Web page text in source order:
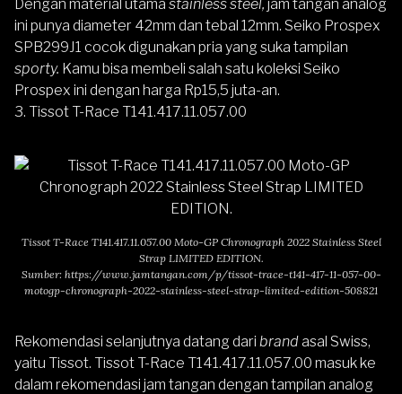
Dengan material utama stainless steel, jam tangan analog
ini punya diameter 42mm dan tebal 12mm. Seiko Prospex
SPB299J1 cocok digunakan pria yang suka tampilan
sporty. Kamu bisa membeli salah satu koleksi Seiko
Prospex ini dengan harga Rp15,5 juta-an.
3. Tissot T-Race T141.417.11.057.00
Tissot T-Race T141.417.11.057.00 Moto-GP Chronograph 2022 Stainless Steel
Strap LIMITED EDITION.
Sumber: https://www.jamtangan.com/p/tissot-trace-t141-417-11-057-00-
motogp-chronograph-2022-stainless-steel-strap-limited-edition-508821
Rekomendasi selanjutnya datang dari brandasal Swiss,
yaitu Tissot. Tissot T-Race T141.417.11.057.00 masuk ke
dalam rekomendasi jam tangan dengan tampilan analog